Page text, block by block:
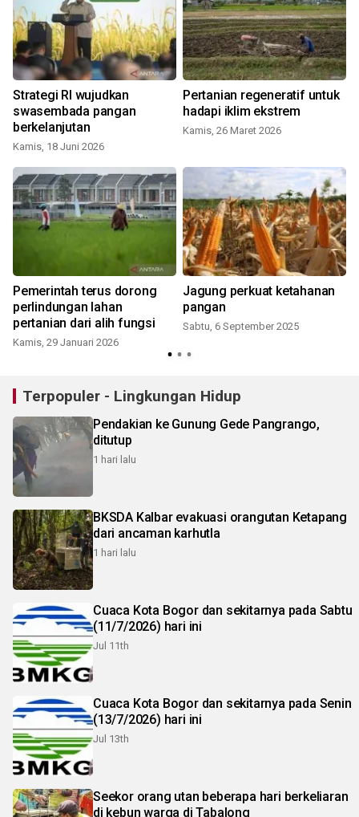
Strategi RI wujudkan
swasembada pangan
berkelanjutan
Kamis, 18 Juni 2026
Pertanian regeneratif untuk
hadapi iklim ekstrem
Kamis, 26 Maret 2026
Pemerintah terus dorong
perlindungan lahan
pertanian dari alih fungsi
Kamis, 29 Januari 2026
Jagung perkuat ketahanan
pangan
Sabtu, 6 September 2025
Terpopuler - Lingkungan Hidup
Pendakian ke Gunung Gede Pangrango,
ditutup
1 hari lalu
BKSDA Kalbar evakuasi orangutan Ketapang
dari ancaman karhutla
1 hari lalu
Cuaca Kota Bogor dan sekitarnya pada Sabtu
(11/7/2026) hari ini
Jul 11th
Cuaca Kota Bogor dan sekitarnya pada Senin
(13/7/2026) hari ini
Jul 13th
Seekor orang utan beberapa hari berkeliaran
di kebun warga di Tabalong